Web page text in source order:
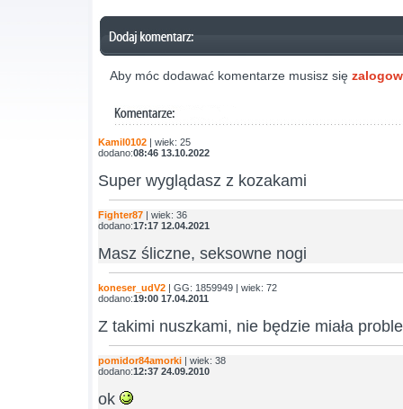
Aby móc dodawać komentarze musisz się
Kamil0102 | wiek: 25
dodano:08:46 13.10.2022
Super wyglądasz z kozakami
Fighter87 | wiek: 36
dodano:17:17 12.04.2021
Masz śliczne, seksowne nogi
koneser_udV2 | GG: 1859949 | wiek: 72
dodano:19:00 17.04.2011
Z takimi nuszkami, nie będzie miała
pomidor84amorki | wiek: 38
dodano:12:37 24.09.2010
ok